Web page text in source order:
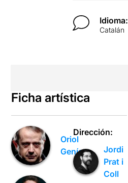
Idioma:
Catalán
Ficha artística
Oriol
Genís
Dirección:
Jordi
Prat i
Coll